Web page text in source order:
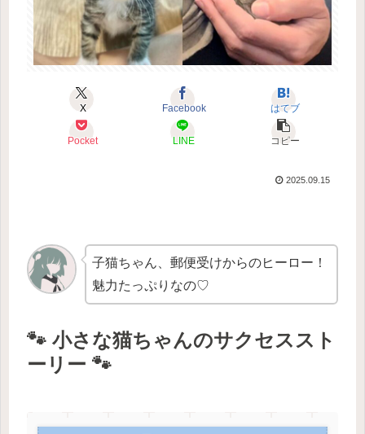
X Facebook はてブ
Pocket LINE コピー
2025.09.15
子猫ちゃん、郵便受けからのヒーロー！
魅力たっぷりなの♡
🐾 小さな猫ちゃんのサクセススト
ーリー 🐾